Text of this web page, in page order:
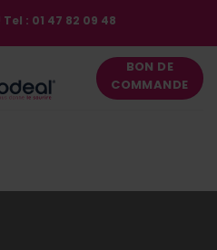
: 01 47 82 09 48
BON DE
COMMANDE